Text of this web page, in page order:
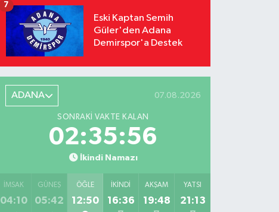
Eski Kaptan Semih
Güler'den Adana
Demirspor'a Destek
7
ADANA 07.08.2026
SONRAKI VAKTE KALAN
02:35:55
İkindi Namazı
İMSAK
04:10
GÜNEŞ
05:42
ÖĞLE
12:50
İKINDI
16:36
AKŞAM
19:48
YATSI
21:13